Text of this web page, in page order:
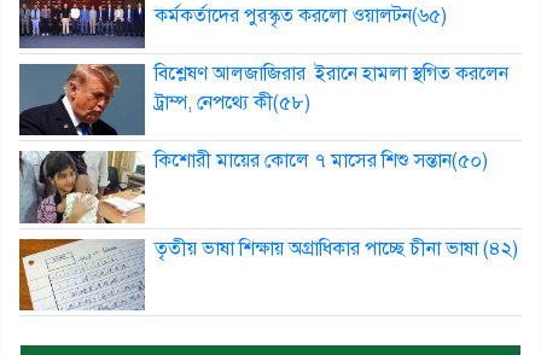
কর্মকর্তাদের পুরস্কৃত করলো ওয়ালটন(৬৫)
বিশ্লেষণ আলজাজিরার ইরানে হামলা স্থগিত করলেন
ট্রাম্প, নেপথ্যে কী(৫৮)
কিশোরী মায়ের কোলে ৭ মাসের শিশু সন্তান(৫০)
তৃতীয় ভাষা শিক্ষায় অগ্রাধিকার পাচ্ছে চীনা ভাষা (৪২)